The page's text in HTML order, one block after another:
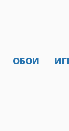
ОБОИ